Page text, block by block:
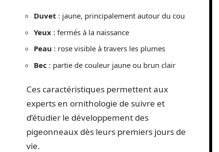
Duvet : jaune, principalement autour du cou
Yeux : fermés à la naissance
Peau : rose visible à travers les plumes
Bec : partie de couleur jaune ou brun clair
Ces caractéristiques permettent aux
experts en ornithologie de suivre et
d’étudier le développement des
pigeonneaux dès leurs premiers jours de
vie.